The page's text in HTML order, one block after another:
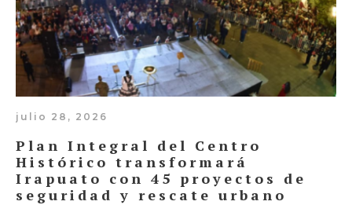
julio 28, 2026
Plan Integral del Centro
Histórico transformará
Irapuato con 45 proyectos de
seguridad y rescate urbano